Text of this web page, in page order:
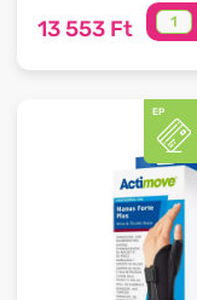
13 553 Ft